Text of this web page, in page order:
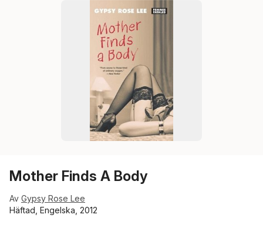
Mother Finds A Body
Av Gypsy Rose Lee
Häftad, Engelska, 2012